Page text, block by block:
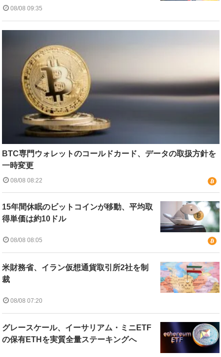
08/08 09:35
BTC専門ウォレットのコールドカード、データの取扱方針を
一時変更
08/08 08:22
15年間休眠のビットコインが移動、平均取
得単価は約10ドル
08/08 08:05
米財務省、イラン仮想通貨取引所2社を制
裁
08/08 07:20
グレースケール、イーサリアム・ミニETF
の保有ETHを実質全量ステーキングへ